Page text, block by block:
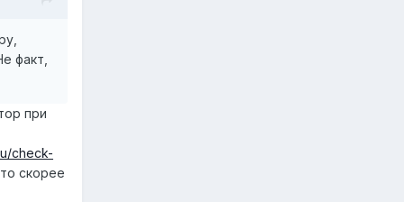
факт,
при
check-
скорее